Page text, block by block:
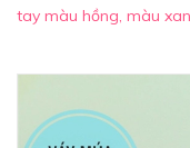
tay màu hồng, màu